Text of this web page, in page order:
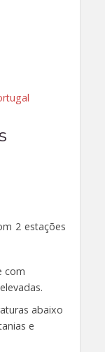
2 estações
com
abaixo
e